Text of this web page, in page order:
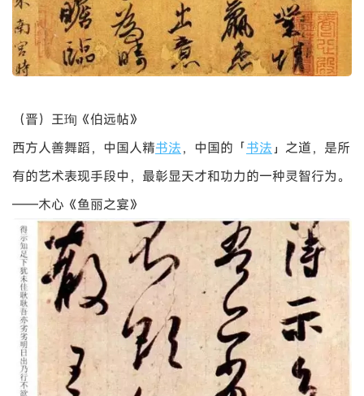
（晋）王珣《伯远帖》
西方人善舞蹈，中国人精书法，中国的「书法」之道，是所
有的艺术表现手段中，最彰显天才和功力的一种灵智行为。
——木心《鱼丽之宴》